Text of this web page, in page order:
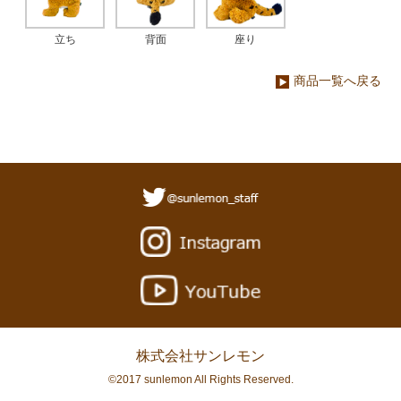
立ち 背面 座り
商品一覧へ戻る
株式会社サンレモン
©2017 sunlemon All Rights Reserved.